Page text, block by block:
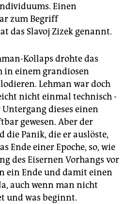
Einen
zum Begriff
das Slavoj Zizek genannt.
Kollaps drohte das
in einem grandiosen
Lehman war doch
nicht einmal technisch -
dieses einen
gewesen. Aber der
die Panik, die er auslöste,
Ende einer Epoche, so, wie
des Eisernen Vorhangs vor
ein Ende und damit einen
auch wenn man nicht
und was beginnt.